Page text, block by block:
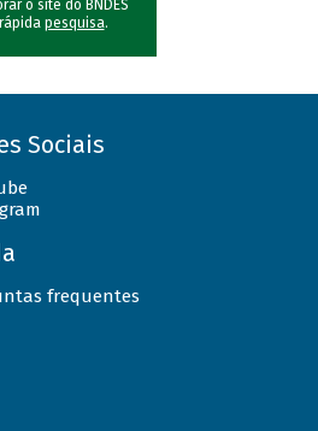
o site do BNDES
pesquisa.
Sociais
frequentes